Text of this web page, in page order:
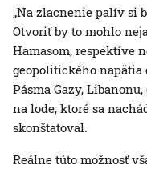
„Na zlacnenie palív si
Otvoriť by to mohlo
Hamasom, respektíve
geopolitického
Pásma Gazy,
na lode, ktoré sa
skonštatoval.
Reálne túto možnosť